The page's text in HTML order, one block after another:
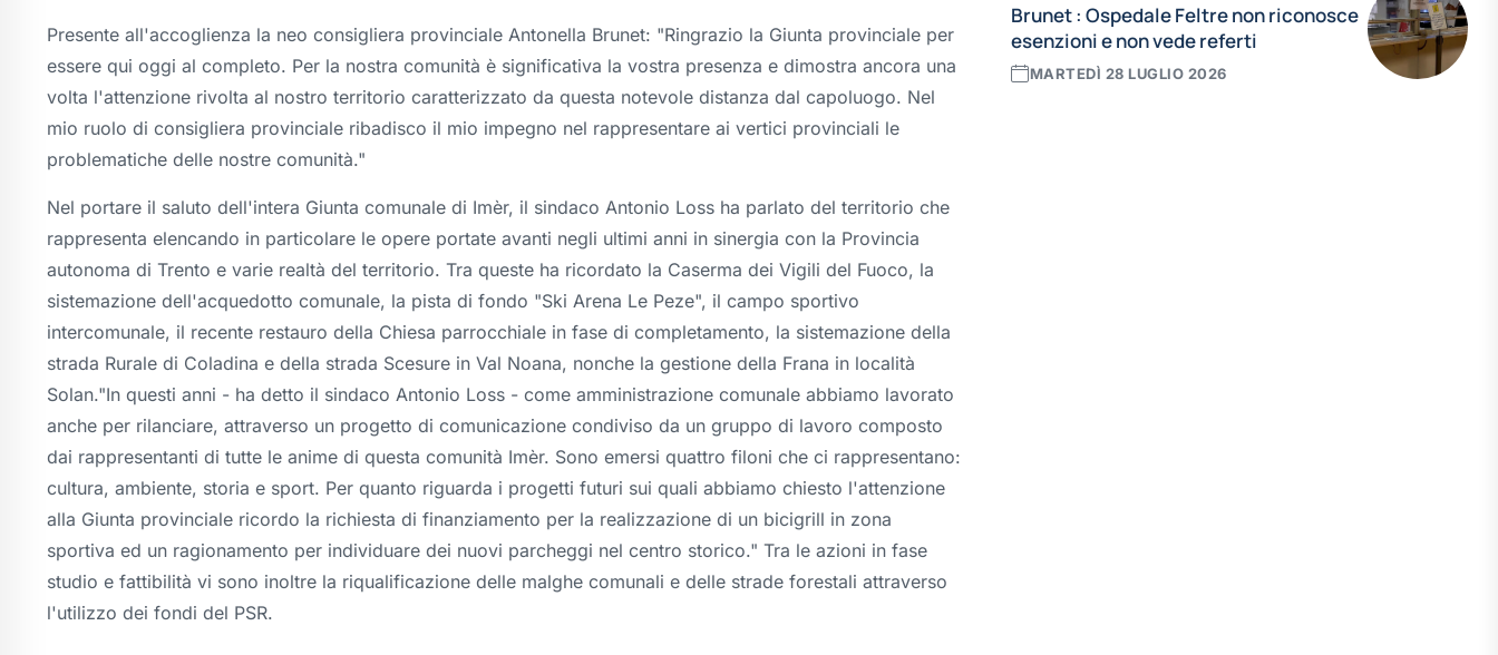
Presente all'accoglienza la neo consigliera provinciale Antonella Brunet: "Ringrazio la Giunta provinciale per
essere qui oggi al completo. Per la nostra comunità è significativa la vostra presenza e dimostra ancora una
volta l'attenzione rivolta al nostro territorio caratterizzato da questa notevole distanza dal capoluogo. Nel
mio ruolo di consigliera provinciale ribadisco il mio impegno nel rappresentare ai vertici provinciali le
problematiche delle nostre comunità."
Nel portare il saluto dell'intera Giunta comunale di Imèr, il sindaco Antonio Loss ha parlato del territorio che
rappresenta elencando in particolare le opere portate avanti negli ultimi anni in sinergia con la Provincia
autonoma di Trento e varie realtà del territorio. Tra queste ha ricordato la Caserma dei Vigili del Fuoco, la
sistemazione dell'acquedotto comunale, la pista di fondo "Ski Arena Le Peze", il campo sportivo
intercomunale, il recente restauro della Chiesa parrocchiale in fase di completamento, la sistemazione della
strada Rurale di Coladina e della strada Scesure in Val Noana, nonche la gestione della Frana in località
Solan."In questi anni - ha detto il sindaco Antonio Loss - come amministrazione comunale abbiamo lavorato
anche per rilanciare, attraverso un progetto di comunicazione condiviso da un gruppo di lavoro composto
dai rappresentanti di tutte le anime di questa comunità Imèr. Sono emersi quattro filoni che ci rappresentano:
cultura, ambiente, storia e sport. Per quanto riguarda i progetti futuri sui quali abbiamo chiesto l'attenzione
alla Giunta provinciale ricordo la richiesta di finanziamento per la realizzazione di un bicigrill in zona
sportiva ed un ragionamento per individuare dei nuovi parcheggi nel centro storico." Tra le azioni in fase
studio e fattibilità vi sono inoltre la riqualificazione delle malghe comunali e delle strade forestali attraverso
l'utilizzo dei fondi del PSR.
Brunet : Ospedale Feltre non riconosce
esenzioni e non vede referti
MARTEDÌ 28 LUGLIO 2026